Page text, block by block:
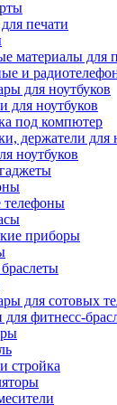
печати
материалы для
и
для ноутбуков
для ноутбуков
под компютер
держатели для
ноутбуков
телефоны
приборы
для сотовых
фитнесс-
стройка